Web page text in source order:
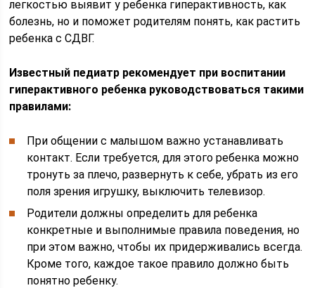
легкостью выявит у ребенка гиперактивность, как
болезнь, но и поможет родителям понять, как растить
ребенка с СДВГ.
Известный педиатр рекомендует при воспитании
гиперактивного ребенка руководствоваться такими
правилами:
При общении с малышом важно устанавливать
контакт. Если требуется, для этого ребенка можно
тронуть за плечо, развернуть к себе, убрать из его
поля зрения игрушку, выключить телевизор.
Родители должны определить для ребенка
конкретные и выполнимые правила поведения, но
при этом важно, чтобы их придерживались всегда.
Кроме того, каждое такое правило должно быть
понятно ребенку.